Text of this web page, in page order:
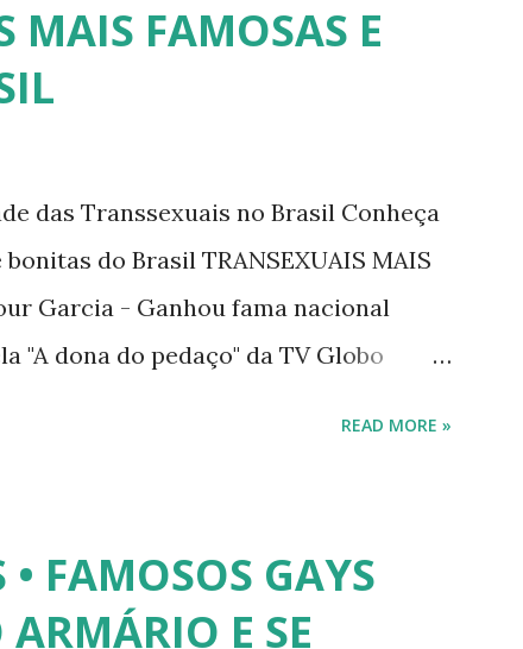
MAIS FAMOSAS E
das Transsexuais no Brasil Conheça
do Brasil TRANSEXUAIS MAIS
Garcia - Ganhou fama nacional
"A dona do pedaço" da TV Globo
a um homem. 3) Léo Aquilla -
Sua", na Rede TV, ao lado de Sonia
READ MORE »
FAMOSOS GAYS
E SE